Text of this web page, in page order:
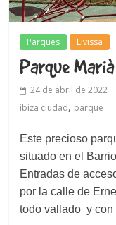
Parques Eivissa
Parque
24 de abril de 2022
ibiza ciudad, parque
Este precioso
situado en el
Entradas de
por la calle de
todo vallado y con